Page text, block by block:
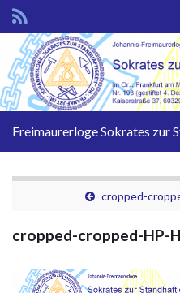
Search for:
Freimaurerloge Sokrates zur
cropped-
cropped-cropped-HP-